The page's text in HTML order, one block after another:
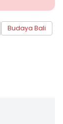
Budaya Bali